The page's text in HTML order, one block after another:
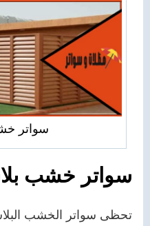
سواتر
سواتر خشب
تحظى سواتر الخشب